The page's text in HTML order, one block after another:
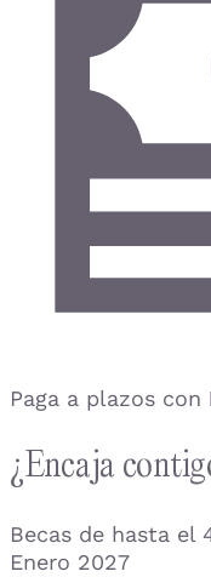
Paga a plazos con
¿Encaja
Becas de hasta el
Enero 2027